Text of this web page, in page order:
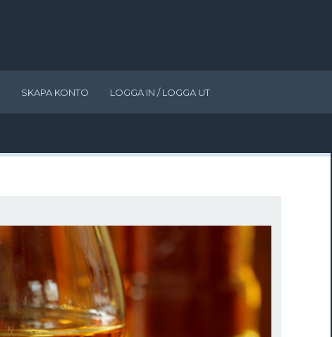
SKAPA KONTO LOGGA IN / LOGGA UT